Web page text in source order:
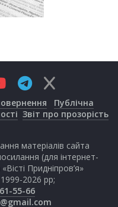
Публічна
Звіт про прозорість
матеріалів сайта
(для інтернет-
Придніпров’я»
2026 рр;
55-66